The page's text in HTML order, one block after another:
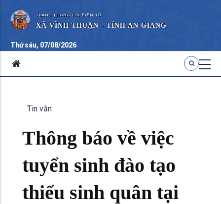
TRANG THÔNG TIN ĐIỆN TỬ
XÃ VĨNH THUẬN - TỈNH AN GIANG
Thứ sáu, 07/08/2026
Tin vắn
Thông báo về việc
tuyển sinh đào tạo
thiếu sinh quân tại